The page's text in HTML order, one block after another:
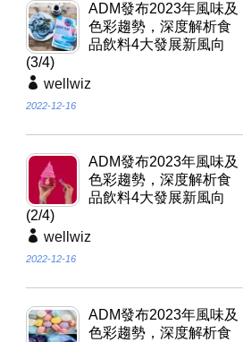
ADM發布2023年風味及
色彩趨勢，深度解析食
品飲料4大發展新風向
(3/4)
wellwiz
2022-12-16
ADM發布2023年風味及
色彩趨勢，深度解析食
品飲料4大發展新風向
(2/4)
wellwiz
2022-12-16
ADM發布2023年風味及
色彩趨勢，深度解析食